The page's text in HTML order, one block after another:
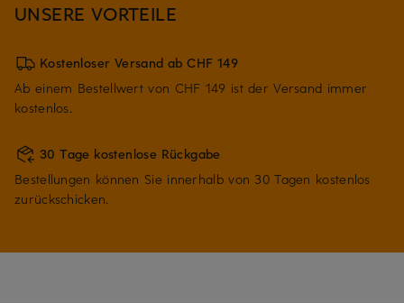
UNSERE VORTEILE
Kostenloser Versand ab CHF 149
Ab einem Bestellwert von CHF 149 ist der Versand immer
kostenlos.
30 Tage kostenlose Rückgabe
Bestellungen können Sie innerhalb von 30 Tagen kostenlos
zurückschicken.